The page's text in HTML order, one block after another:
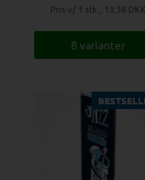
Pris v/ 1 stk., 13,38 DKK
8 varianter